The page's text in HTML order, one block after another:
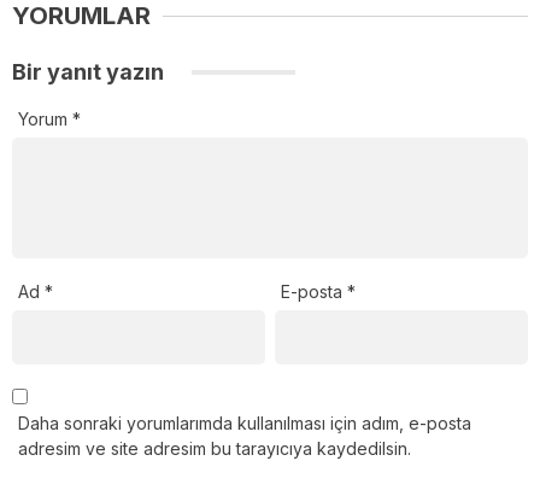
YORUMLAR
Bir yanıt yazın
Yorum *
Ad * E-posta*
Daha sonraki yorumlarımda kullanılması için adım, e-posta
adresim ve site adresim bu tarayıcıya kaydedilsin.